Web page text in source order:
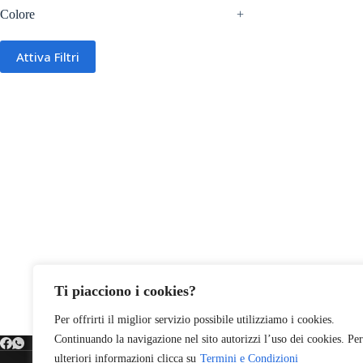
Ti piacciono i cookies?
Per offrirti il miglior servizio possibile utilizziamo i cookies.
Continuando la navigazione nel sito autorizzi l’uso dei cookies. Per
ulteriori informazioni clicca su Termini e Condizioni
Colore +
Attiva Filtri